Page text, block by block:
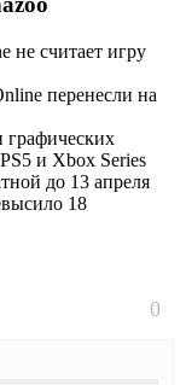
не считает игру
перенесли на
графических
и Xbox Series
до 13 апреля
18
0